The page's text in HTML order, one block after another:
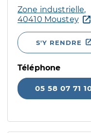
Zone industrielle,
40410 Moustey
S'Y RENDRE
Téléphone
05 58 07 71